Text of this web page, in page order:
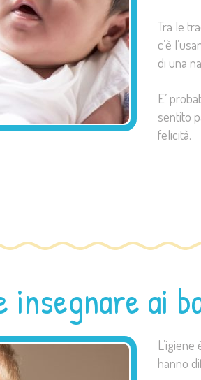
Tra le
c’è
di una
E’
sentito
felicità.
insegnare ai
hanno